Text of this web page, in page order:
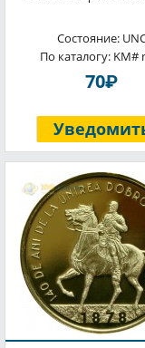
Состояние:
По каталогу: KM#
70P